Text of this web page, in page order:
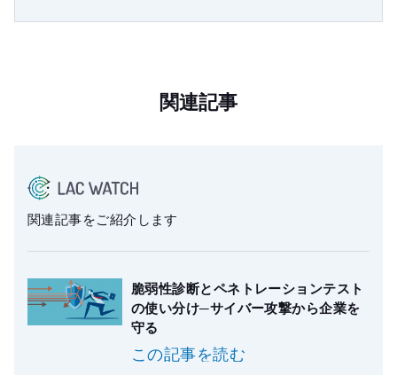
関連記事
関連記事をご紹介します
脆弱性診断とペネトレーションテスト
の使い分け─サイバー攻撃から企業を
守る
この記事を読む